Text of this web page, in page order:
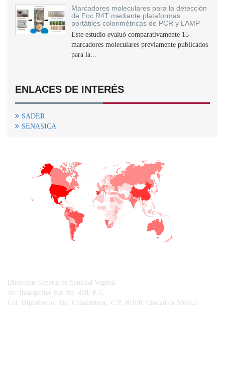
Marcadores moleculares para la detección
de Foc R4T mediante plataformas
portátiles colorimétricas de PCR y LAMP
Este estudio evaluó comparativamente 15
marcadores moleculares previamente publicados
para la...
ENLACES DE INTERÉS
SADER
SENASICA
Dirección General de Sanidad Vegetal.
Av. Insurgentes Sur No. 489, P-7,
Col. Hipódromo, Alc. Cuauhtémoc, C.P. 06100, Ciudad de México